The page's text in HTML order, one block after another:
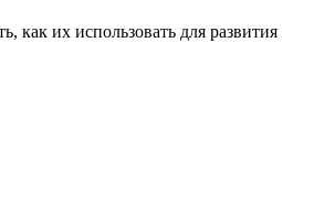
как их использовать для развития